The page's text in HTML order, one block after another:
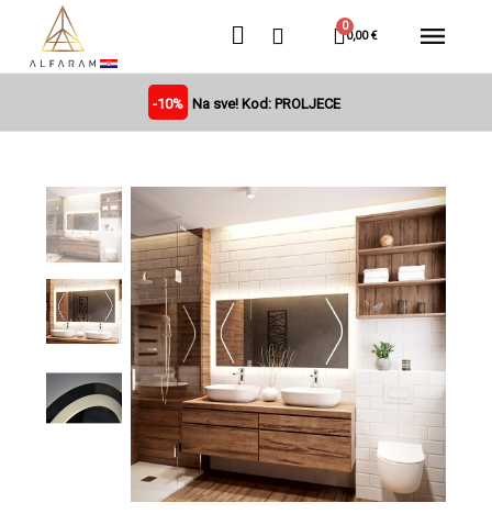
0,00 €
-10% Na sve! Kod: PROLJECE